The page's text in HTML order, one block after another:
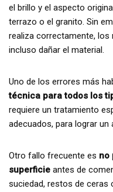
el brillo y el aspecto
terrazo o el granito. Sin
realiza correctamente, los
incluso dañar el material.
Uno de los errores más
técnica para todos los
requiere un tratamiento
adecuados, para lograr
Otro fallo frecuente es no
superficie antes de
suciedad, restos de ceras